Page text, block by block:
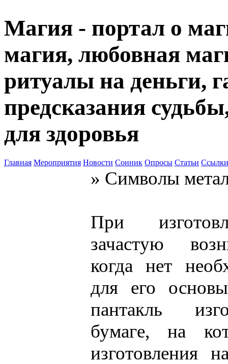
Магия - портал о
магия, любовная
ритуалы на деньги,
предсказания
для здоровья
Главная Мероприятия Новости Сонник Опросы Статьи Ссылки
» Символы
При
зачастую
когда нет
для его
пантакль
бумаге, на
изготовления